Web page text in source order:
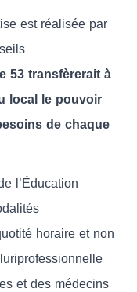
est réalisée par
53 transfèrerait à
local le pouvoir
de chaque
l’Éducation
horaire et non
et des médecins